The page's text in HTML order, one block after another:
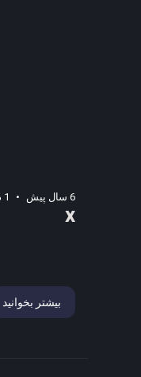
6 سال پیش 1 دقیقه مطالعه
x
بیشتر بخوانید